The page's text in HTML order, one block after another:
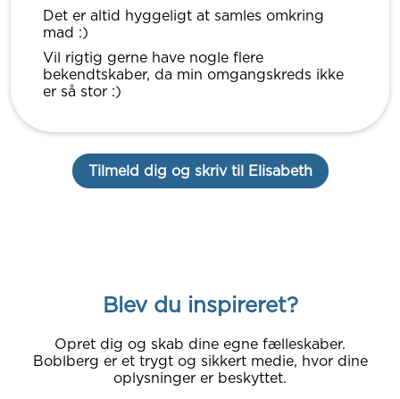
Det er altid hyggeligt at samles omkring
mad :)
Vil rigtig gerne have nogle flere
bekendtskaber, da min omgangskreds ikke
er så stor :)
Tilmeld dig og skriv til Elisabeth
Blev du inspireret?
Opret dig og skab dine egne fælleskaber.
Boblberg er et trygt og sikkert medie, hvor dine
oplysninger er beskyttet.